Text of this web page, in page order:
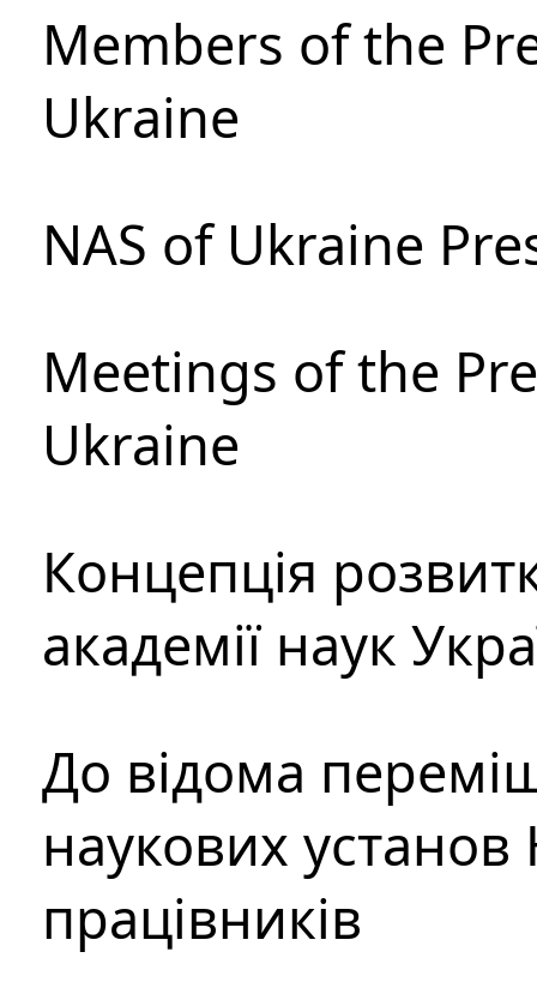
Members of the
Ukraine
NAS of Ukraine
Meetings of the
Ukraine
Концепція
академії наук
До відома
наукових установ
працівників